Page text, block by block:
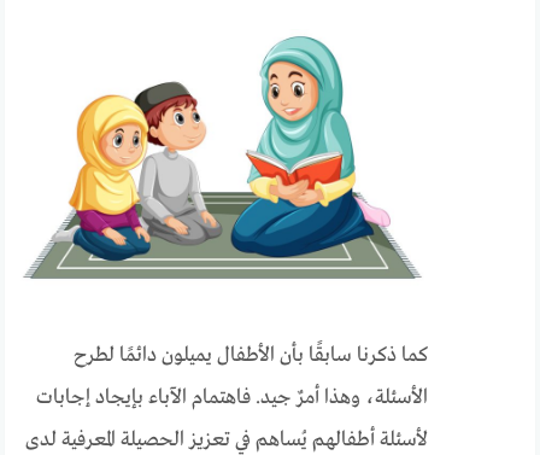
كما ذكرنا سابقًا بأن الأطفال يميلون دائمًا لطرح
الأسئلة، وهذا أمرٌ جيد. فاهتمام الآباء بإيجاد إجابات
لأسئلة أطفالهم يُساهم في تعزيز الحصيلة المعرفية لدى